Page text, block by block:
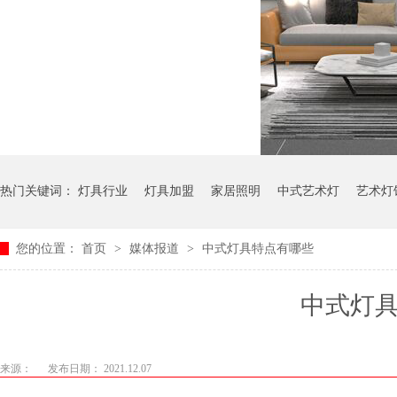
热门关键词： 灯具行业 灯具加盟 家居照明 中式艺术灯 艺术灯
您的位置： 首页 > 媒体报道 > 中式灯具特点有哪些
中式灯
来源： 发布日期： 2021.12.07